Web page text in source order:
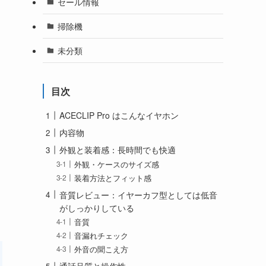
掃除機
未分類
目次
ACECLIP Pro はこんなイヤホン
内容物
外観と装着感：長時間でも快適
外観・ケースのサイズ感
装着方法とフィット感
音質レビュー：イヤーカフ型としては低音
がしっかりしている
音質
音漏れチェック
外音の聞こえ方